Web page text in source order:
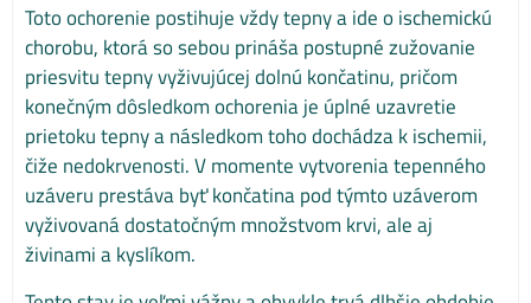
Toto ochorenie postihuje vždy tepny a ide o ischemickú
chorobu, ktorá so sebou prináša postupné zužovanie
priesvitu tepny vyživujúcej dolnú končatinu, pričom
konečným dôsledkom ochorenia je úplné uzavretie
prietoku tepny a následkom toho dochádza k ischemii,
čiže nedokrvenosti. V momente vytvorenia tepenného
uzáveru prestáva byť končatina pod týmto uzáverom
vyživovaná dostatočným množstvom krvi, ale aj
živinami a kyslíkom.